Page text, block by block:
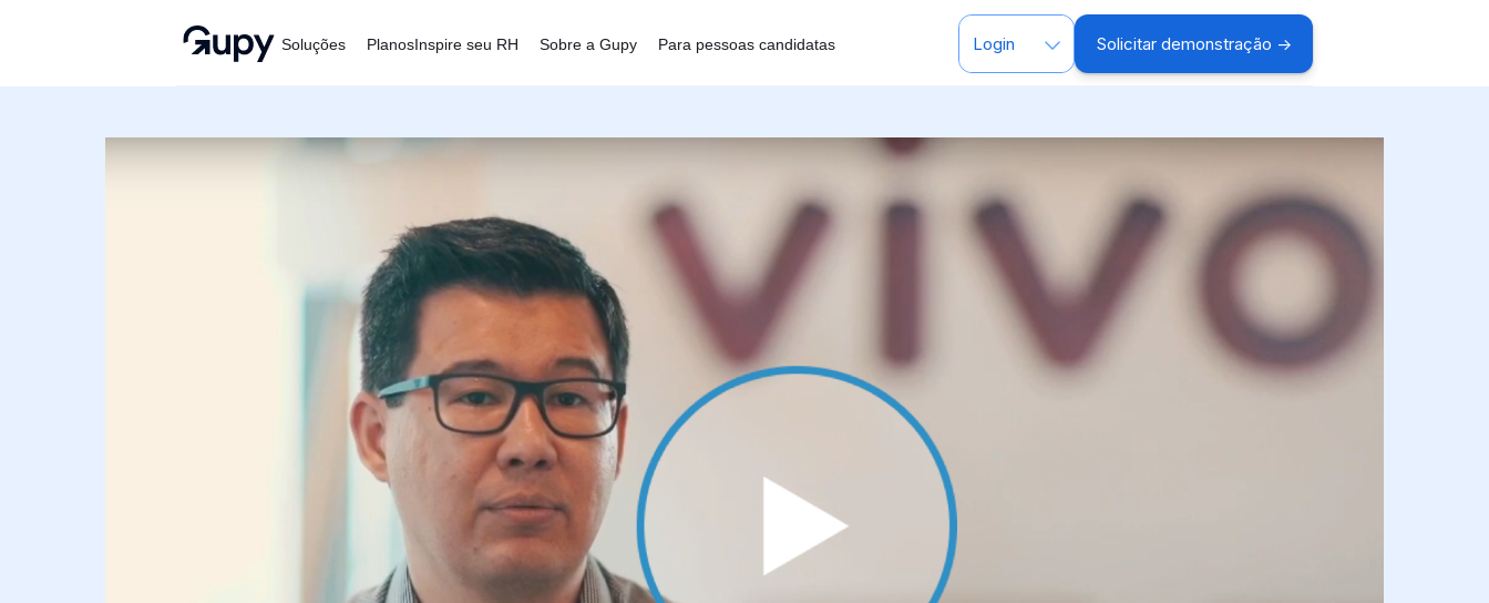
Gupy Soluções PlanosInspire seu RH Sobre a Gupy Para pessoas candidatas Login Solicitar demonstração →